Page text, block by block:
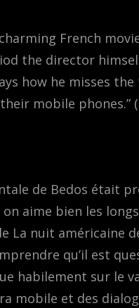
charming French
the director
how he misses
mobile phones.”
de Bedos était
aime bien les
La nuit américaine
qu’il est
habilement sur le
mobile et des